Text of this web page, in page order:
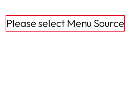
Please select Menu Source